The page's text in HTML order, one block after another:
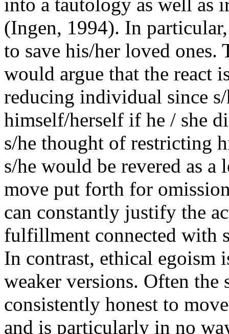
into a tautology as well as
(Ingen, 1994). In
to save his/her loved ones.
would argue that the react
reducing individual since
himself/herself if he / she
s/he thought of restricting
s/he would be revered as a
move put forth for
can constantly justify the
fulfillment connected with
In contrast, ethical egoism
weaker versions. Often the
consistently honest to
and is particularly in no